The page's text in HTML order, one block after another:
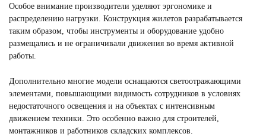
Особое внимание производители уделяют эргономике и
распределению нагрузки. Конструкция жилетов разрабатывается
таким образом, чтобы инструменты и оборудование удобно
размещались и не ограничивали движения во время активной
работы.
Дополнительно многие модели оснащаются светоотражающими
элементами, повышающими видимость сотрудников в условиях
недостаточного освещения и на объектах с интенсивным
движением техники. Это особенно важно для строителей,
монтажников и работников складских комплексов.